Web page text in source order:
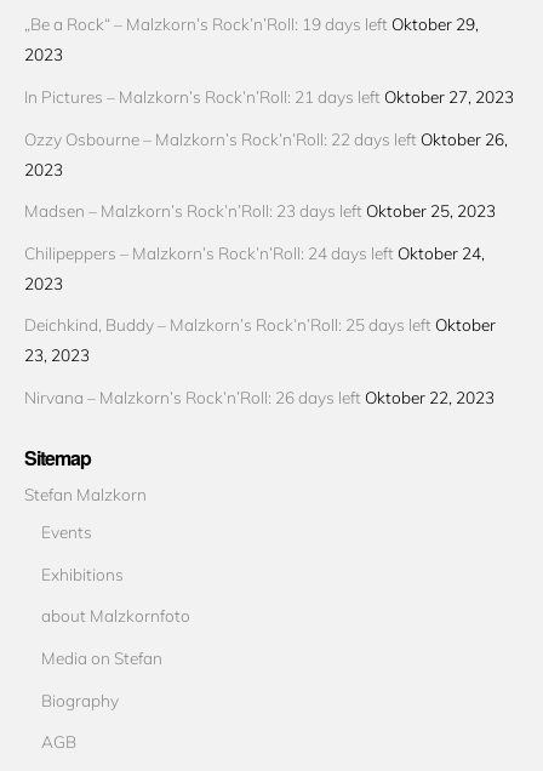
„Be a Rock“ – Malzkorn’s Rock’n’Roll: 19 days left Oktober 29,
2023
In Pictures – Malzkorn’s Rock’n’Roll: 21 days left Oktober 27, 2023
Ozzy Osbourne – Malzkorn’s Rock’n’Roll: 22 days left Oktober 26,
2023
Madsen – Malzkorn’s Rock’n’Roll: 23 days left Oktober 25, 2023
Chilipeppers – Malzkorn’s Rock’n’Roll: 24 days left Oktober 24,
2023
Deichkind, Buddy – Malzkorn’s Rock’n’Roll: 25 days left Oktober
23, 2023
Nirvana – Malzkorn’s Rock’n’Roll: 26 days left Oktober 22, 2023
Sitemap
Stefan Malzkorn
Events
Exhibitions
about Malzkornfoto
Media on Stefan
Biography
AGB